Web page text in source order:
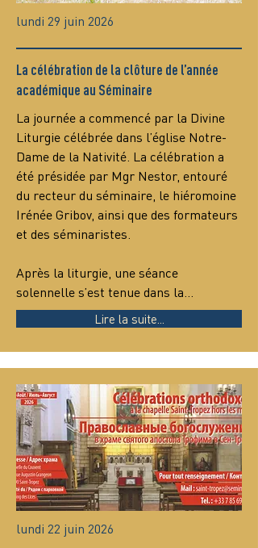
lundi 29 juin 2026
La célébration de la clôture de l’année
académique au Séminaire
La journée a commencé par la Divine
Liturgie célébrée dans l’église Notre-
Dame de la Nativité. La célébration a
été présidée par Mgr Nestor, entouré
du recteur du séminaire, le hiéromoine
Irénée Gribov, ainsi que des formateurs
et des séminaristes.
Après la liturgie, une séance
solennelle s’est tenue dans la…
Lire la suite...
lundi 22 juin 2026